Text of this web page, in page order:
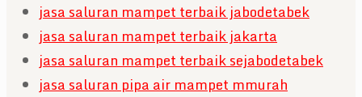
jasa saluran mampet terbaik jabodetabek
jasa saluran mampet terbaik jakarta
jasa saluran mampet terbaik sejabodetabek
jasa saluran pipa air mampet mmurah